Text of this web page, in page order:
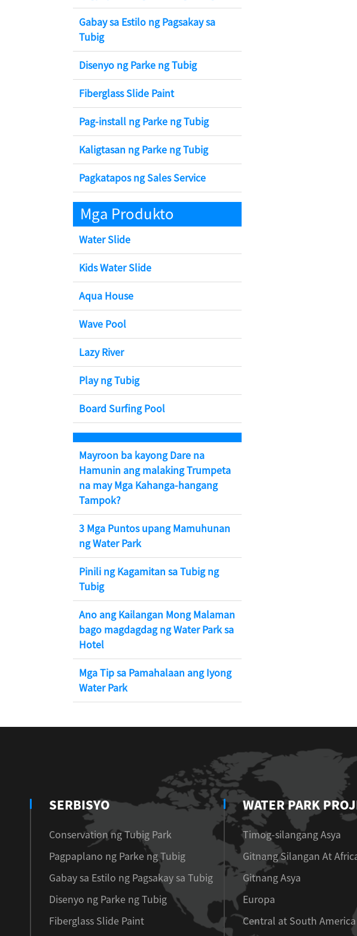
Gabay sa Estilo ng Pagsakay sa
Tubig
Disenyo ng Parke ng Tubig
Fiberglass Slide Paint
Pag-install ng Parke ng Tubig
Kaligtasan ng Parke ng Tubig
Pagkatapos ng Sales Service
Mga Produkto
Water Slide
Kids Water Slide
Aqua House
Wave Pool
Lazy River
Play ng Tubig
Board Surfing Pool
Mayroon ba kayong Dare na
Hamunin ang malaking Trumpeta
na may Mga Kahanga-hangang
Tampok?
3 Mga Puntos upang Mamuhunan
ng Water Park
Pinili ng Kagamitan sa Tubig ng
Tubig
Ano ang Kailangan Mong Malaman
bago magdagdag ng Water Park sa
Hotel
Mga Tip sa Pamahalaan ang Iyong
Water Park
SERBISYO
Conservation ng Tubig Park
Pagpaplano ng Parke ng Tubig
Gabay sa Estilo ng Pagsakay sa Tubig
Disenyo ng Parke ng Tubig
Fiberglass Slide Paint
WATER PARK
Timog-silangang Asya
Gitnang Silangan At
Gitnang Asya
Europa
Central at South America